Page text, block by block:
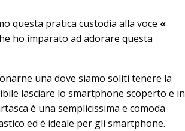
questa pratica custodia alla voce «
ho imparato ad adorare questa
una dove siamo soliti tenere la
lasciare lo smartphone scoperto e in
è una semplicissima e comoda
ed è ideale per gli smartphone.